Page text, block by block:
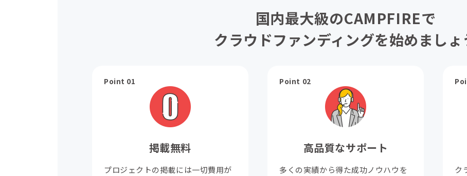
国内最大級のCAMPFIREで
クラウドファンディングを始めましょ
Point 01
掲載無料
プロジェクトの掲載には一切費用が
Point 02
高品質なサポート
多くの実績から得た成功ノウハウを
ク